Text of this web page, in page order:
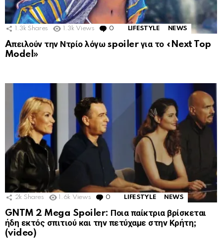
1.3k Shares 1.3k Views 0 Comments
LIFESTYLE NEWS
Aπειλούν την Ντρίο λόγω spoiler για το «Next Top
Model»
2k Shares 1.6k Views 0 Comments
LIFESTYLE NEWS
GNTM 2 Mega Spoiler: Ποια παίκτρια βρίσκεται
ήδη εκτός σπιτιού και την πετύχαμε στην Κρήτη;
(video)